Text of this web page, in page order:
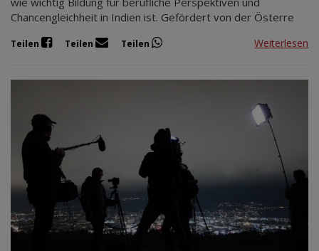
Chancengleichheit in Indien ist. Gefördert von der Österre
Teilen Teilen Teilen Weiterlesen